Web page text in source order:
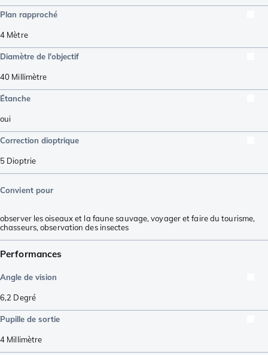
Plan rapproché
4 Mètre
Diamètre de l'objectif
40 Millimètre
Étanche
oui
Correction dioptrique
5 Dioptrie
Convient pour
observer les oiseaux et la faune sauvage,voyager et faire du tourisme,
chasseurs,observation des insectes
Performances
Angle de vision
6,2 Degré
Pupille de sortie
4 Millimètre